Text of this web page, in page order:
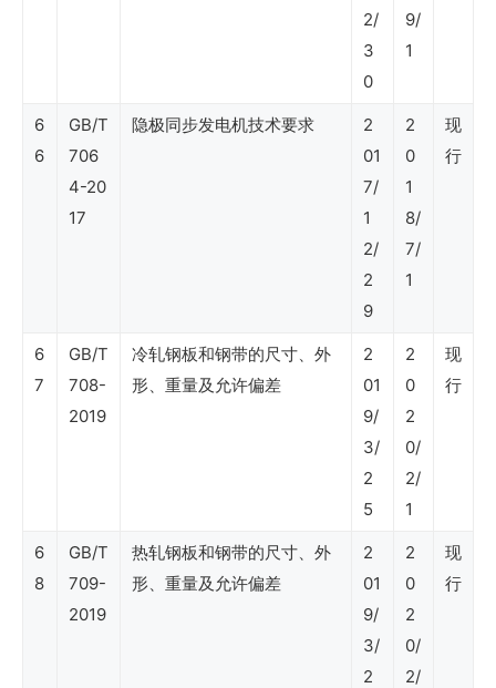
木、
2/
3
0
9/
1
6
6
GB/T
706
4-20
17
隐极同步发电机技术要求
2
01
7/
1
2/
2
9
2
0
1
8/
7/
1
现
行
6
7
GB/T
708-
2019
冷轧钢板和钢带的尺寸、外
形、重量及允许偏差
2
01
9/
3/
2
5
2
0
2
0/
2/
1
现
行
6
8
GB/T
709-
2019
热轧钢板和钢带的尺寸、外
形、重量及允许偏差
2
01
9/
3/
2
2
0
2
0/
2/
现
行